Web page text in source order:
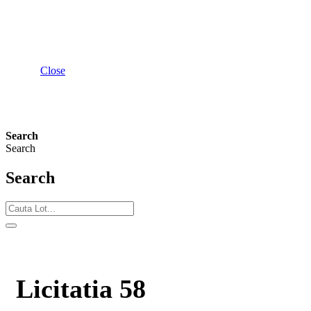
Close
Search
Search
Search
Licitatia 58